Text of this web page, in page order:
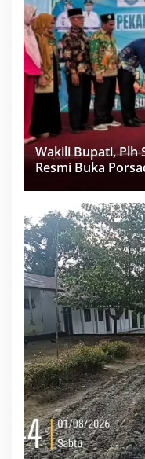
Wakili Bupati, Plh
Resmi Buka